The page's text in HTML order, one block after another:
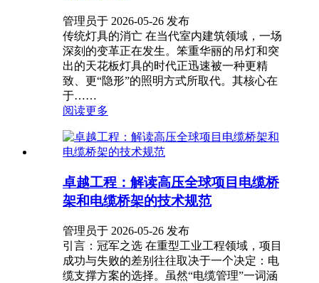
管理员于 2026-05-26 发布
传统灯具的消亡 在当代室内建筑领域，一场
深刻的变革正在发生。笨重华丽的吊灯和突
出的天花板灯具的时代正迅速被一种更精
致、更“隐形”的照明方式所取代。其核心在
于……
阅读更多
卓越工程：解读高压全球项目电缆桥
架和电缆桥架的技术规范
管理员于 2026-05-26 发布
引言：冠军之选 在重型工业工程领域，项目
成功与失败的差别往往取决于一个决定：电
缆支撑方案的选择。虽然“电缆管理”一词涵